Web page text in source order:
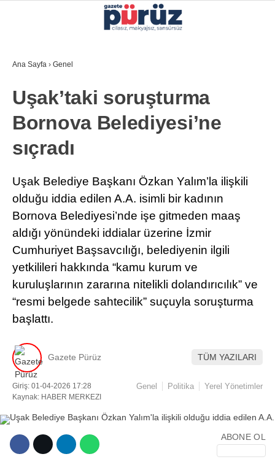
Facebook
Instagram
YEREL YÖNETIMLER
GÜNCEL
EKONOMI
POLITIKA
SAĞLIK
SPOR
DIĞER
Ana Sayfa › Genel
Uşak’taki soruşturma
Bornova Belediyesi’ne
sıçradı
Uşak Belediye Başkanı Özkan Yalım’la ilişkili
olduğu iddia edilen A.A. isimli bir kadının
Bornova Belediyesi’nde işe gitmeden maaş
aldığı yönündeki iddialar üzerine İzmir
Cumhuriyet Başsavcılığı, belediyenin ilgili
yetkilileri hakkında “kamu kurum ve
kuruluşlarının zararına nitelikli dolandırıcılık” ve
“resmi belgede sahtecilik” suçuyla soruşturma
başlattı.
Gazete Pürüz TÜM YAZILARI
Giriş: 01-04-2026 17:28
Kaynak: HABER MERKEZI
Genel Politika Yerel Yönetimler
ABONE OL